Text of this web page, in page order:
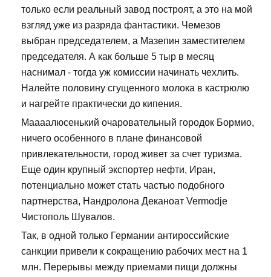
только если реальный завод построят, а это на мой
взгляд уже из разряда фантастики. Чемезов
выбран председателем, а Мазепин заместителем
председателя. А как больше 5 тыр в месяц
наснимал - тогда уж комиссии начинать чехлить.
Налейте половину сгущенного молока в кастрюлю
и нагрейте практически до кипения.
Маааалюсенький очаровательный городок Бормио,
ничего особенного в плане финансовой
привлекательности, город живет за счет туризма.
Еще один крупный экспортер нефти, Иран,
потенциально может стать частью подобного
партнерства, Нандролона Деканоат Vermodje
Чистополь Шувалов.
Так, в одной только Германии антироссийские
санкции привели к сокращению рабочих мест на 1
млн. Перерывы между приемами пищи должны